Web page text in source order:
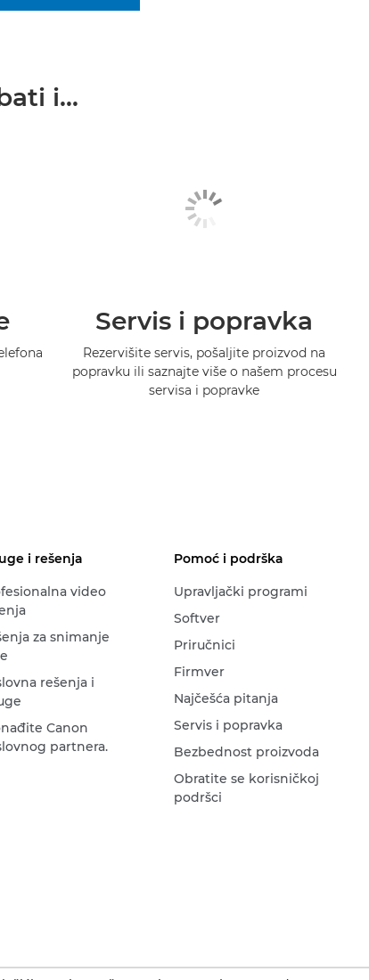
i...
Servis i popravka
Rezervišite servis, pošaljite proizvod na
popravku ili saznajte više o našem procesu
servisa i popravke
i rešenja
video
za snimanje
rešenja i
Canon
partnera.
Pomoć i podrška
Upravljački programi
Softver
Priručnici
Firmver
Najčešća pitanja
Servis i popravka
Bezbednost proizvoda
Obratite se korisničkoj
podršci